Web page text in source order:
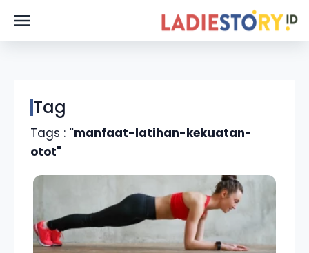
Tag
Tags : "manfaat-latihan-kekuatan-
otot"